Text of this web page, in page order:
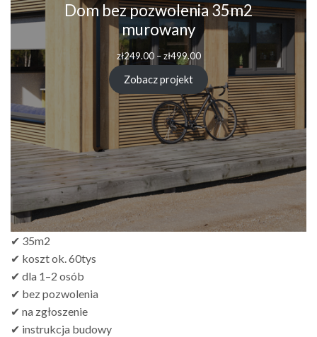
Dom bez pozwolenia 35m2
murowany
zł249.00 – zł499.00
Zobacz projekt
✔ 35m2
✔ koszt ok. 60tys
✔ dla 1–2 osób
✔ bez pozwolenia
✔ na zgłoszenie
✔ instrukcja budowy